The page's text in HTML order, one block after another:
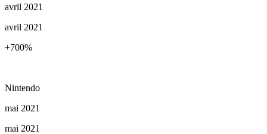
avril 2021
avril 2021
+700%
Nintendo
mai 2021
mai 2021